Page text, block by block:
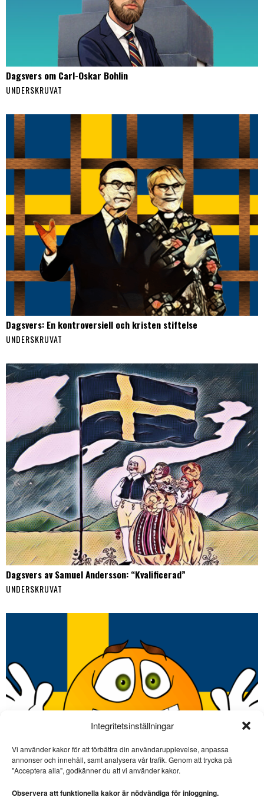
Integritetsinställningar
Vi använder kakor för att förbättra din användarupplevelse, anpassa
annonser och innehåll, samt analysera vår trafik. Genom att trycka på
"Acceptera alla", godkänner du att vi använder kakor.
Observera att funktionella kakor är nödvändiga för inloggning.
Dagsvers om Carl-Oskar Bohlin
UNDERSKRUVAT
Dagsvers: En kontroversiell och kristen stiftelse
UNDERSKRUVAT
Dagsvers av Samuel Andersson: “Kvalificerad”
UNDERSKRUVAT
SE ÄVEN
SOCIALA MEDIER. Gussy